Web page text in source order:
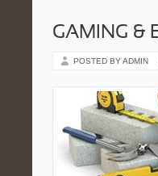
GAMING &
POSTED BY ADMIN